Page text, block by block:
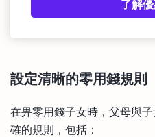
了解
設定清晰的零用錢規則
在畀零用錢子女時，父母與
確的規則，包括：